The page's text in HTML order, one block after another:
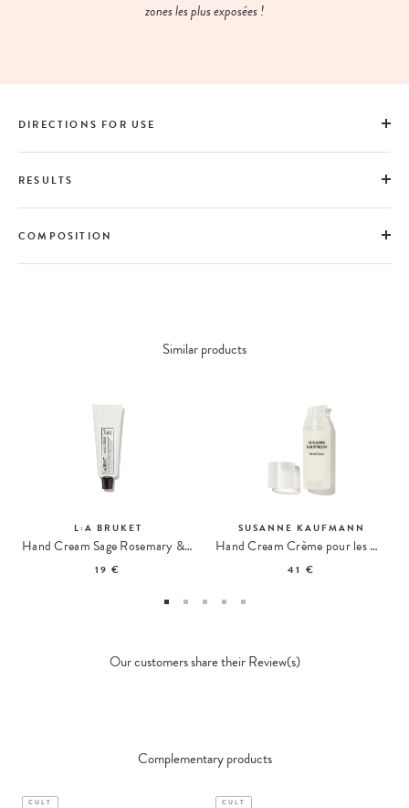
zones les plus exposées !
DIRECTIONS FOR USE
RESULTS
COMPOSITION
Similar products
L:A BRUKET
Hand Cream Sage Rosemary & Lavender 092 Travel size
19 €
SUSANNE KAUFMANN
Hand Cream Crème pour les Mains
41 €
Our customers share their Review(s)
Complementary products
CULT CULT